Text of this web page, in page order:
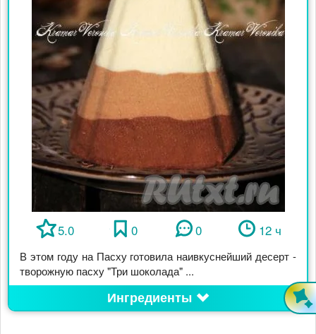
5.0 0 0 12 ч
В этом году на Пасху готовила наивкуснейший десерт -
творожную пасху "Три шоколада" ...
Ингредиенты